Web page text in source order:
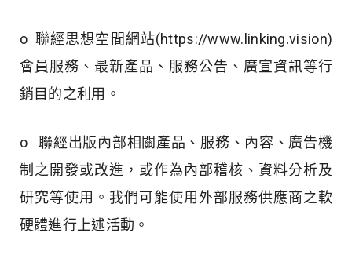
o 聯經思想空間網站(https://www.linking.vision)
會員服務、最新產品、服務公告、廣宣資訊等行
銷目的之利用。
o 聯經出版內部相關產品、服務、內容、廣告機
制之開發或改進，或作為內部稽核、資料分析及
研究等使用。我們可能使用外部服務供應商之軟
硬體進行上述活動。